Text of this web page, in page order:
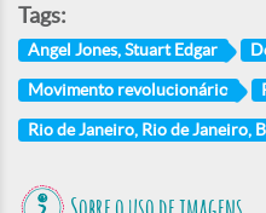
Tags:
Angel Jones, Stuart Edgar
Movimento revolucionário
Rio de Janeiro, Rio de Janeiro,